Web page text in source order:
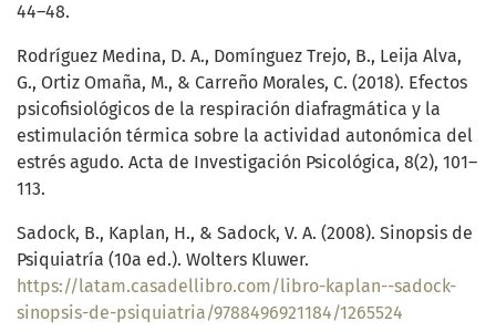
44–48.
Rodríguez Medina, D. A., Domínguez Trejo, B., Leija Alva,
G., Ortiz Omaña, M., & Carreño Morales, C. (2018). Efectos
psicofisiológicos de la respiración diafragmática y la
estimulación térmica sobre la actividad autonómica del
estrés agudo. Acta de Investigación Psicológica, 8(2), 101–
113.
Sadock, B., Kaplan, H., & Sadock, V. A. (2008). Sinopsis de
Psiquiatría (10a ed.). Wolters Kluwer.
https://latam.casadellibro.com/libro-kaplan--sadock-
sinopsis-de-psiquiatria/9788496921184/1265524